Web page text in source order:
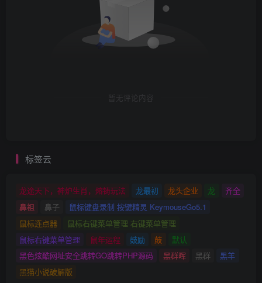
暂无评论内容
标签云
龙途天下，神炉生肖，熔铸玩法 龙最初 龙头企业 龙
齐全
鼻祖
鼻子
鼠标键盘录制 按键精灵 KeymouseGo5.1
鼠标连点器
鼠标右键菜单管理 右键菜单管理
鼠标右键菜单管理
鼠年运程 鼓励 鼓
默认
黑色炫酷网址安全跳转GO跳转PHP源码
黑群晖 黑群
黑羊
黑猫小说破解版